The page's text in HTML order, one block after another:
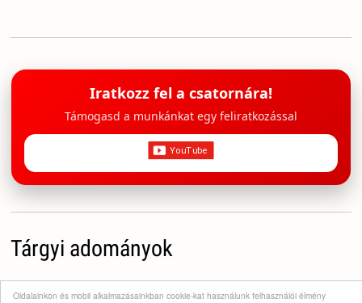
Oldalainkon és mobil alkalmazásainkban cookie-kat használunk felhasználói élmény
Iratkozz fel a csatornára!
Támogasd a munkánkat egy feliratkozással
Tárgyi adományok
A gyermekvédelmi / családtámogató / bohócdoktor